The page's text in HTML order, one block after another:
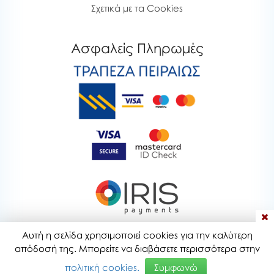
Σχετικά με τα Cookies
Ασφαλείς Πληρωμές
bubblestoyshop.gr © 2020-2026
Τελευταία ενημέρωση : 08-08-2026 20:28
Αυτή η σελίδα χρησιμοποιεί cookies για την καλύτερη
απόδοσή της. Μπορείτε να διαβάσετε περισσότερα στην
πολιτική cookies.
Συμφωνώ